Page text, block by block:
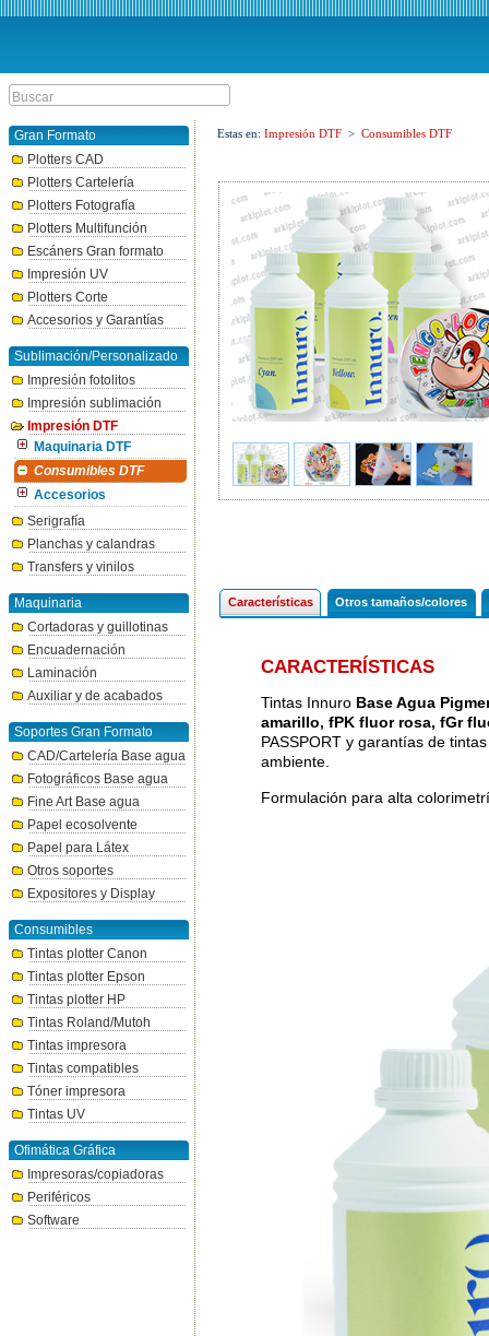
Gran Formato
Plotters CAD
Plotters Cartelería
Plotters Fotografía
Plotters Multifunción
Escáners Gran formato
Impresión UV
Plotters Corte
Accesorios y Garantías
Sublimación/Personalizado
Impresión fotolitos
Impresión sublimación
Impresión DTF
Maquinaria DTF
Consumibles DTF
Accesorios
Serigrafía
Planchas y calandras
Transfers y vinilos
Maquinaria
Cortadoras y guillotinas
Encuadernación
Laminación
Auxiliar y de acabados
Soportes Gran Formato
CAD/Cartelería Base agua
Fotográficos Base agua
Fine Art Base agua
Papel ecosolvente
Papel para Látex
Otros soportes
Expositores y Display
Consumibles
Tintas plotter Canon
Tintas plotter Epson
Tintas plotter HP
Tintas Roland/Mutoh
Tintas impresora
Tintas compatibles
Tóner impresora
Tintas UV
Ofimática Gráfica
Impresoras/copiadoras
Periféricos
Software
Estas en: Impresión DTF > Consumibles DTF
Características Otros tamaños/colores
CARACTERÍSTICAS
Tintas Innuro Base Agua
amarillo, fPK fluor rosa, fGr
PASSPORT y garantías de
ambiente.
Formulación para alta